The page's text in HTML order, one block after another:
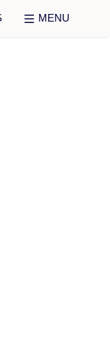
MENU